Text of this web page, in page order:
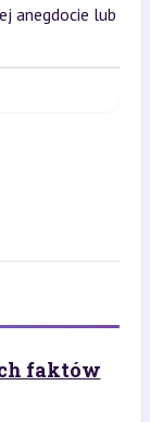
anegdocie lub
faktów